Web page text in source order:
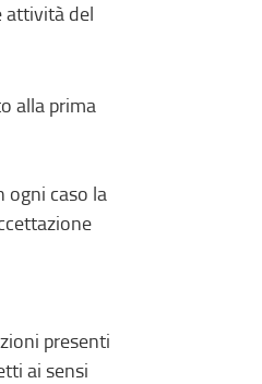
attività del
alla prima
ogni caso la
presenti
ai sensi